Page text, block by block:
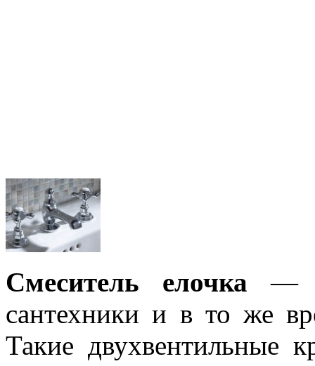
Смеситель елочка —
сантехники и в то же
Такие двухвентильные